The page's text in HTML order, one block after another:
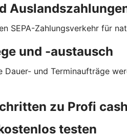
SEPA-Zahlungsverkehr für
und -austausch
Dauer- und Terminaufträge
zu Profi cash
testen